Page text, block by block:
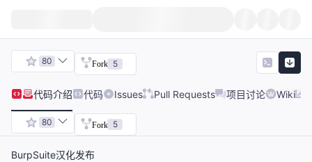
80 Fork 5
代码介绍 代码 Issues Pull Requests 项目讨论 Wiki
80 Fork 5
BurpSuite汉化发布